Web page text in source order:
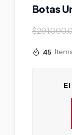
Botas
$
45